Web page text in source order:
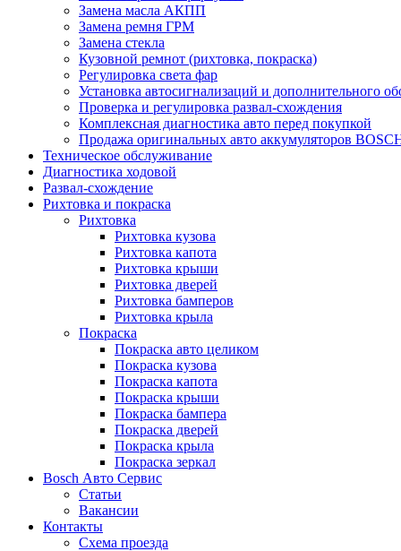
Замена масла АКПП
Замена ремня ГРМ
Замена стекла
Кузовной ремнот (рихтовка, покраска)
Регулировка света фар
Установка автосигнализаций и дополнительного
Проверка и регулировка развал-схождения
Комплексная диагностика авто перед покупкой
Продажа оригинальных авто аккумуляторов
Техническое обслуживание
Диагностика ходовой
Развал-схождение
Рихтовка и покраска
Рихтовка
Рихтовка кузова
Рихтовка капота
Рихтовка крыши
Рихтовка дверей
Рихтовка бамперов
Рихтовка крыла
Покраска
Покраска авто целиком
Покраска кузова
Покраска капота
Покраска крыши
Покраска бампера
Покраска дверей
Покраска крыла
Покраска зеркал
Bosch Авто Сервис
Статьи
Вакансии
Контакты
Схема проезда